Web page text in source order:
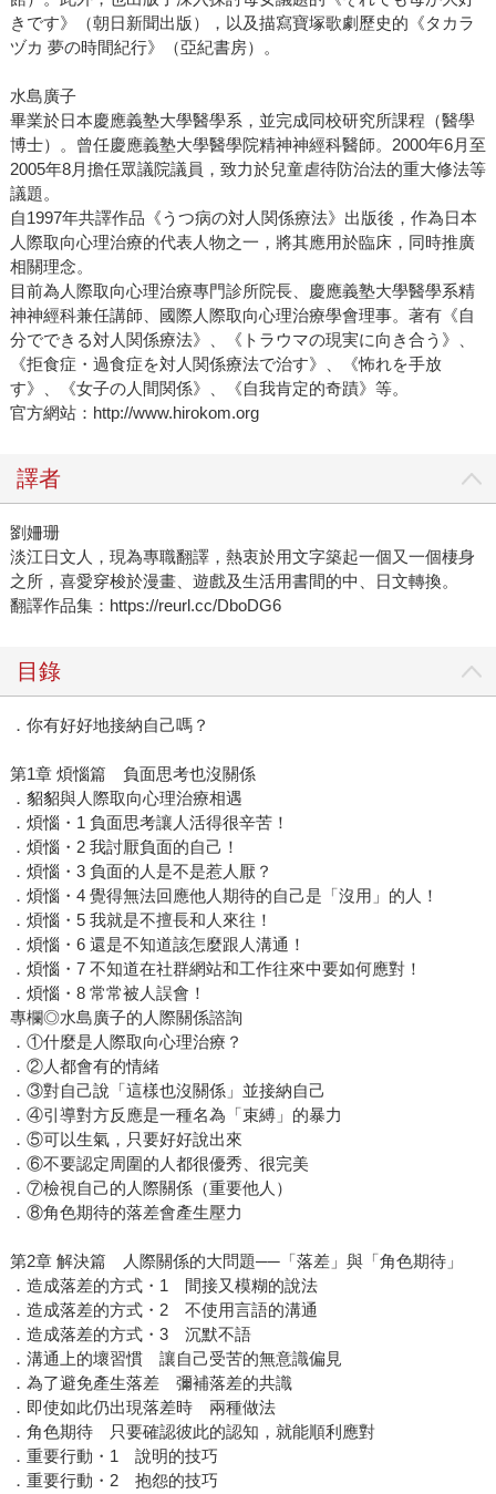
きです》（朝日新聞出版），以及描寫寶塚歌劇歷史的《タカラ
ヅカ 夢の時間紀行》（亞紀書房）。
水島廣子
畢業於日本慶應義塾大學醫學系，並完成同校研究所課程（醫學
博士）。曾任慶應義塾大學醫學院精神神經科醫師。2000年6月至
2005年8月擔任眾議院議員，致力於兒童虐待防治法的重大修法等
議題。
自1997年共譯作品《うつ病の対人関係療法》出版後，作為日本
人際取向心理治療的代表人物之一，將其應用於臨床，同時推廣
相關理念。
目前為人際取向心理治療專門診所院長、慶應義塾大學醫學系精
神神經科兼任講師、國際人際取向心理治療學會理事。著有《自
分でできる対人関係療法》、《トラウマの現実に向き合う》、
《拒食症・過食症を対人関係療法で治す》、《怖れを手放
す》、《女子の人間関係》、《自我肯定的奇蹟》等。
官方網站：http://www.hirokom.org
譯者
劉姍珊
淡江日文人，現為專職翻譯，熱衷於用文字築起一個又一個棲身
之所，喜愛穿梭於漫畫、遊戲及生活用書間的中、日文轉換。
翻譯作品集：https://reurl.cc/DboDG6
目錄
．你有好好地接納自己嗎？
第1章 煩惱篇 負面思考也沒關係
．貂貂與人際取向心理治療相遇
．煩惱・1 負面思考讓人活得很辛苦！
．煩惱・2 我討厭負面的自己！
．煩惱・3 負面的人是不是惹人厭？
．煩惱・4 覺得無法回應他人期待的自己是「沒用」的人！
．煩惱・5 我就是不擅長和人來往！
．煩惱・6 還是不知道該怎麼跟人溝通！
．煩惱・7 不知道在社群網站和工作往來中要如何應對！
．煩惱・8 常常被人誤會！
專欄◎水島廣子的人際關係諮詢
．①什麼是人際取向心理治療？
．②人都會有的情緒
．③對自己說「這樣也沒關係」並接納自己
．④引導對方反應是一種名為「束縛」的暴力
．⑤可以生氣，只要好好說出來
．⑥不要認定周圍的人都很優秀、很完美
．⑦檢視自己的人際關係（重要他人）
．⑧角色期待的落差會產生壓力
第2章 解決篇 人際關係的大問題──「落差」與「角色期待」
．造成落差的方式・1 間接又模糊的說法
．造成落差的方式・2 不使用言語的溝通
．造成落差的方式・3 沉默不語
．溝通上的壞習慣 讓自己受苦的無意識偏見
．為了避免產生落差 彌補落差的共識
．即使如此仍出現落差時 兩種做法
．角色期待 只要確認彼此的認知，就能順利應對
．重要行動・1 說明的技巧
．重要行動・2 抱怨的技巧